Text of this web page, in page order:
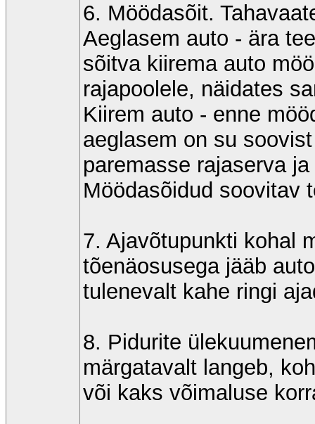
6. Möödasõit.
Aeglasem auto - ära
sõitva kiirema auto
rajapoolele, näidates
Kiirem auto - enne
aeglasem on su
paremasse rajaserva
Möödasõidud soovitav
7. Ajavõtupunkti kohal
tõenäosusega jääb
tulenevalt kahe ringi
8. Pidurite
märgatavalt langeb,
või kaks võimaluse